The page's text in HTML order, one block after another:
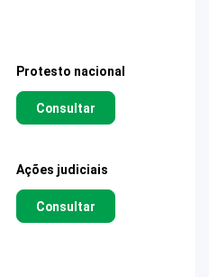
Protesto nacional
Consultar
Ações judiciais
Consultar